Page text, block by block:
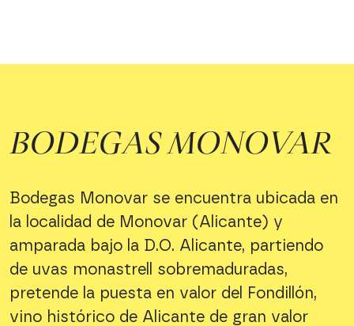
BODEGAS MONOVAR
Bodegas Monovar se encuentra ubicada en
la localidad de Monovar (Alicante) y
amparada bajo la D.O. Alicante, partiendo
de uvas monastrell sobremaduradas,
pretende la puesta en valor del Fondillón,
vino histórico de Alicante de gran valor